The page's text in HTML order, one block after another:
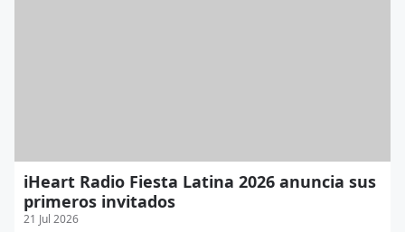
iHeart Radio Fiesta Latina 2026 anuncia sus
primeros invitados
21 Jul 2026